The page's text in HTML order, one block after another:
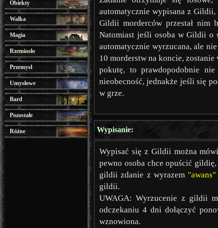
Obiekty
Walka
Magia
Rzemiosło
Przemysł
Umysłowe
Bard
Pozostałe
Różne
automatycznie wypisana z Gildii,
Gildii morderców przestał nim
Natomiast jeśli osoba w Gildii o
automatycznie wyrzucana, ale
10 morderstw na koncie,
pokutę, to prawdopodobnie
nieobecność, jednakże jeśli się
w grze.
Wypisanie:
Wypisać się z Gildii można
pewno osoba chce opuścić
gildii zdanie z wyrazem "awans"
gildii.
UWAGA: Wyrzucenie z gildii
odczekaniu 4 dni dołączyć
wznowiona.